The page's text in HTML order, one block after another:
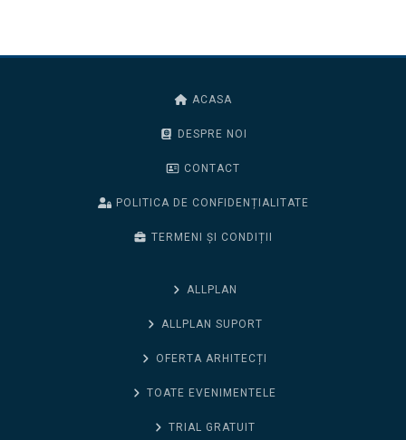
ACASA
DESPRE NOI
CONTACT
POLITICA DE CONFIDENȚIALITATE
TERMENI ȘI CONDIȚII
ALLPLAN
ALLPLAN SUPORT
OFERTA ARHITECȚI
TOATE EVENIMENTELE
TRIAL GRATUIT